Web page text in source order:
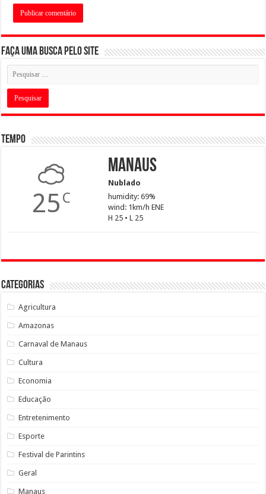
Faça uma busca pelo Site
Tempo
25 C
Manaus
Nublado
humidity: 69%
wind: 1km/h ENE
H 25 • L 25
Categorias
Agricultura
Amazonas
Carnaval de Manaus
Cultura
Economia
Educação
Entretenimento
Esporte
Festival de Parintins
Geral
Manaus